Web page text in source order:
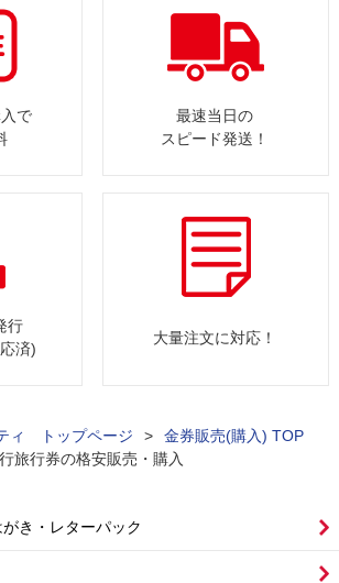
で
最速当日の
スピード発送！
行
済)
大量注文に対応！
ィ トップページ >
金券販売(購入) TOP
旅行券の格安販売・購入
き・レターパック